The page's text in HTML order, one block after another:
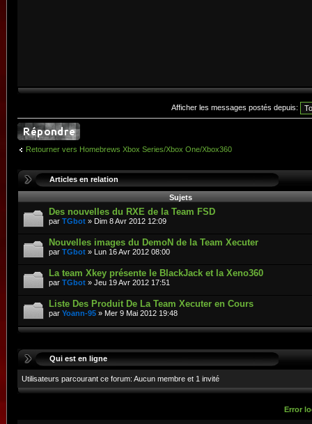
Afficher les messages postés depuis:
Retourner vers Homebrews Xbox Series/Xbox One/Xbox360
Articles en relation
Sujets
Des nouvelles du RXE de la Team FSD
par TGbot » Dim 8 Avr 2012 12:09
Nouvelles images du DemoN de la Team Xecuter
par TGbot » Lun 16 Avr 2012 08:00
La team Xkey présente le BlackJack et la Xeno360
par TGbot » Jeu 19 Avr 2012 17:51
Liste Des Produit De La Team Xecuter en Cours
par Yoann-95 » Mer 9 Mai 2012 19:48
Qui est en ligne
Utilisateurs parcourant ce forum: Aucun membre et 1 invité
Error